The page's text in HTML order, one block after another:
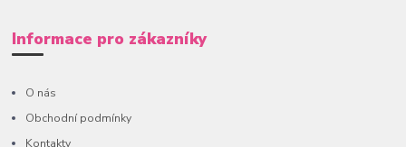
Informace pro zákazníky
O nás
Obchodní podmínky
Kontakty